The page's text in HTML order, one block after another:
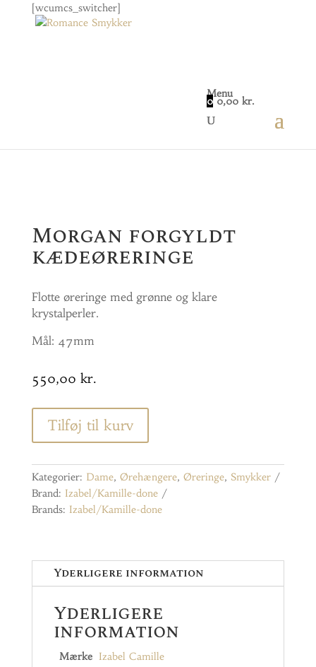
[wcumcs_switcher]
Menu
0 0,00kr.
/ Morgan forgyldt
Morgan forgyldt
kædeøreringe
Flotte øreringe med grønne og klare
krystalperler.
Mål: 47mm
550,00 kr.
Tilføj til kurv
Kategorier: Dame, Ørehængere, Øreringe, Smykker
Brand: Izabel/Kamille-done
Brands: Izabel/Kamille-done
Yderligere information
Yderligere
information
Mærke Izabel Camille